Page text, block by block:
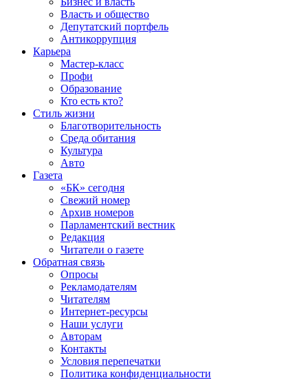
Власть и общество
Депутатский портфель
Антикоррупция
Карьера
Мастер-класс
Профи
Образование
Кто есть кто?
Стиль жизни
Благотворительность
Среда обитания
Культура
Авто
Газета
«БК» сегодня
Свежий номер
Архив номеров
Парламентский вестник
Редакция
Читатели о газете
Обратная связь
Опросы
Рекламодателям
Читателям
Интернет-ресурсы
Наши услуги
Авторам
Контакты
Условия перепечатки
Политика конфиденциальности